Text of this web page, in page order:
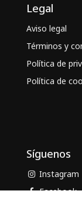
Legal
Aviso legal
Términos y
Política de
Política de
Síguenos
Instagram
Facebook